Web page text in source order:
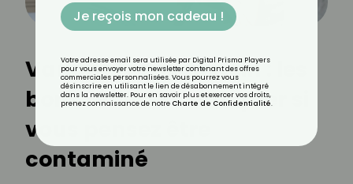
Variant Frankenstein : les
bons réflexes à adopter si
vous pensez être
contaminé
Je reçois mon cadeau !
Votre adresse email sera utilisée par Digital Prisma Players
pour vous envoyer votre newsletter contenant des offres
commerciales personnalisées. Vous pourrez vous
désinscrire en utilisant le lien de désabonnement intégré
dans la newsletter. Pour en savoir plus et exercer vos droits,
prenez connaissance de notre Charte de Confidentialité.